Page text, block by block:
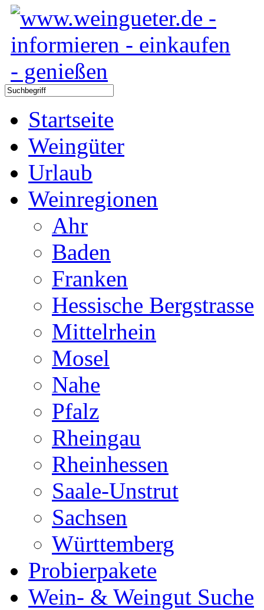
Startseite
Weingüter
Urlaub
Weinregionen
Ahr
Baden
Franken
Hessische Bergstrasse
Mittelrhein
Mosel
Nahe
Pfalz
Rheingau
Rheinhessen
Saale-Unstrut
Sachsen
Württemberg
Probierpakete
Wein- & Weingut Suche